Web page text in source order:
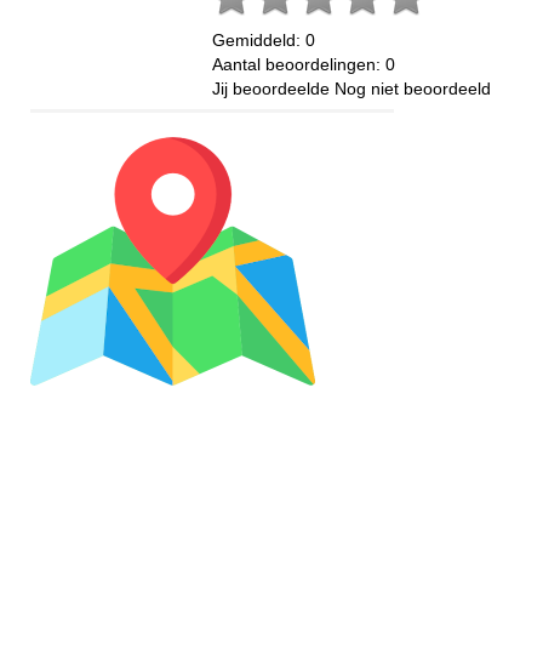
Gemiddeld: 0
Aantal beoordelingen: 0
Jij beoordeelde Nog niet beoordeeld